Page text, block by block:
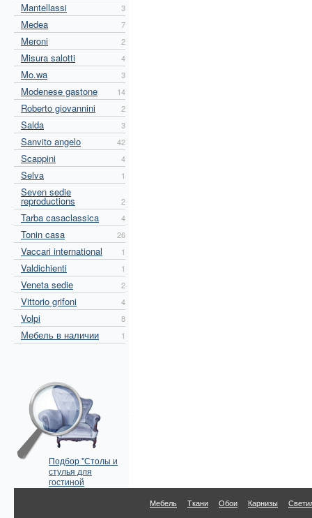
Mantellassi 3
Medea 7
Meroni 2
Misura salotti 4
Mo.wa 3
Modenese gastone 14
Roberto giovannini 2
Salda 3
Sanvito angelo 42
Scappini 4
Selva 1
Seven sedie
reproductions 2
Tarba casaclassica 4
Tonin casa 26
Vaccari international 1
Valdichienti 1
Veneta sedie 2
Vittorio grifoni 4
Volpi 8
Мебель в наличии 1
Подбор "Столы и
стулья для
гостиной
Caporali" по
Мебель Ткани Обои Карнизы